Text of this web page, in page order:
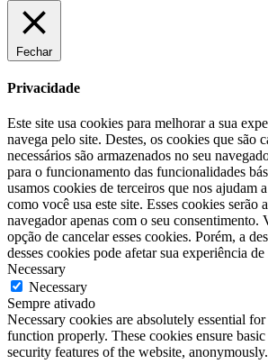
Fechar
Privacidade
Este site usa cookies para melhorar a sua
navega pelo site. Destes, os cookies que são
necessários são armazenados no seu
para o funcionamento das funcionalidades
usamos cookies de terceiros que nos ajudam
como você usa este site. Esses cookies serão
navegador apenas com o seu consentimento.
opção de cancelar esses cookies. Porém, a
desses cookies pode afetar sua experiência de
Necessary
Necessary
Sempre ativado
Necessary cookies are absolutely essential
function properly. These cookies ensure
security features of the website, anonymously.